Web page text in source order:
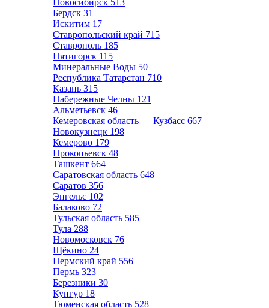
Новосибирск 513
Бердск 31
Искитим 17
Ставропольский край 715
Ставрополь 185
Пятигорск 115
Минеральные Воды 50
Республика Татарстан 710
Казань 315
Набережные Челны 121
Альметьевск 46
Кемеровская область — Кузбасс 667
Новокузнецк 198
Кемерово 179
Прокопьевск 48
Ташкент 664
Саратовская область 648
Саратов 356
Энгельс 102
Балаково 72
Тульская область 585
Тула 288
Новомосковск 76
Щёкино 24
Пермский край 556
Пермь 323
Березники 30
Кунгур 18
Тюменская область 528